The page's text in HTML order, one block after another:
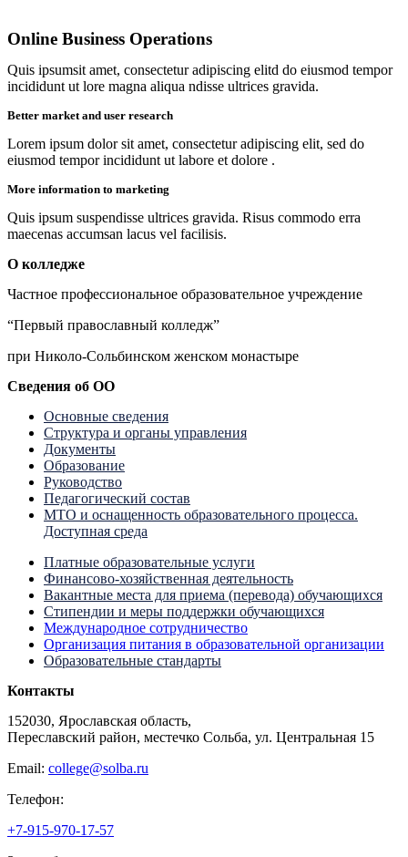
Online Business Operations
Quis ipsumsit amet, consectetur adipiscing elitd do eiusmod tempor
incididunt ut lore magna aliqua ndisse ultrices gravida.
Better market and user research
Lorem ipsum dolor sit amet, consectetur adipiscing elit, sed do
eiusmod tempor incididunt ut labore et dolore .
More information to marketing
Quis ipsum suspendisse ultrices gravida. Risus commodo erra
maecenas accumsan lacus vel facilisis.
О колледже
Частное профессиональное образовательное учреждение
“Первый православный колледж”
при Николо-Сольбинском женском монастыре
Сведения об ОО
Основные сведения
Структура и органы управления
Документы
Образование
Руководство
Педагогический состав
МТО и оснащенность образовательного процесса.
Доступная среда
Платные образовательные услуги
Финансово-хозяйственная деятельность
Вакантные места для приема (перевода) обучающихся
Стипендии и меры поддержки обучающихся
Международное сотрудничество
Организация питания в образовательной организации
Образовательные стандарты
Контакты
152030, Ярославская область,
Переславский район, местечко Сольба, ул. Центральная 15
Email: college@solba.ru
Телефон:
+7-915-970-17-57